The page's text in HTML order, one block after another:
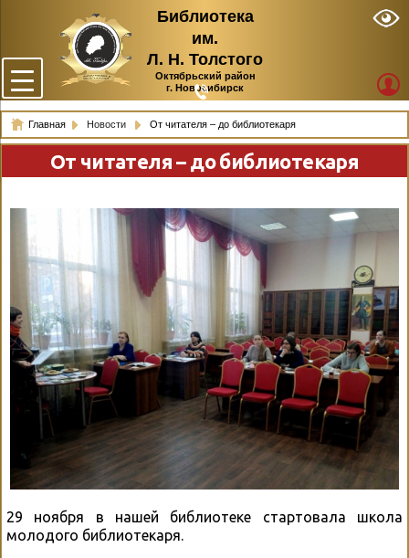
Библиотека
им.
Л. Н. Толстого
Октябрьский район
г. Новосибирск
Главная Новости От читателя – до библиотекаря
От читателя – до библиотекаря
29 ноября в нашей библиотеке стартовала школа
молодого библиотекаря.